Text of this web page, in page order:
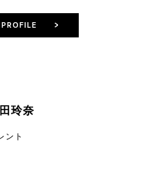
玲奈
ント
PROFILE >